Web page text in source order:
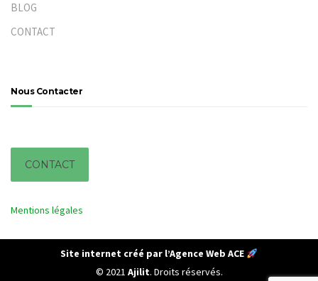
BLOG
CONTACT
Nous Contacter
CONTACT
Mentions légales
Site internet créé par l’Agence Web ACE
© 2021 Ajilit. Droits réservés.